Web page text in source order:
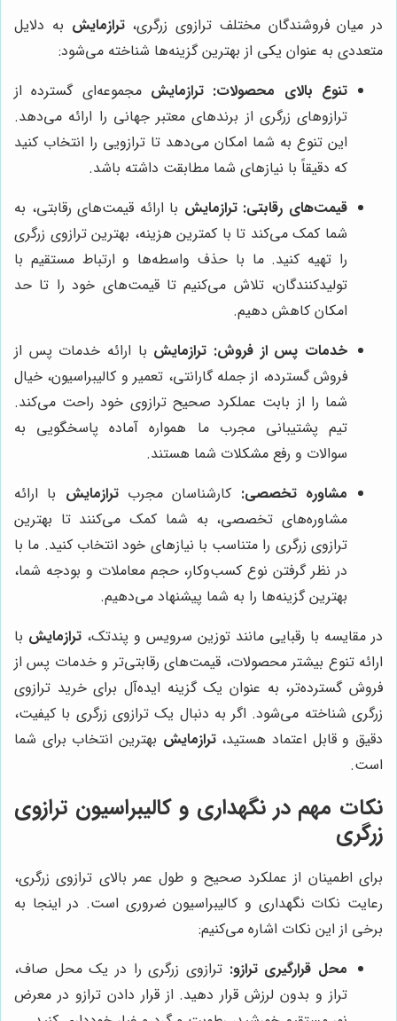
در میان فروشندگان مختلف ترازوی زرگری،ترازمایش به دلایل
متعددی به عنوان یکی از بهترین گزینه‌ها شناخته می‌شود:
تنوع بالای محصولات: ترازمایش مجموعه‌ای گسترده از
ترازوهای زرگری از برندهای معتبر جهانی را ارائه می‌دهد.
این تنوع به شما امکان می‌دهد تا ترازویی را انتخاب کنید
که دقیقاً با نیازهای شما مطابقت داشته باشد.
قیمت‌های رقابتی: ترازمایش با ارائه قیمت‌های رقابتی، به
شما کمک می‌کند تا با کمترین هزینه، بهترین ترازوی زرگری
را تهیه کنید. ما با حذف واسطه‌ها و ارتباط مستقیم با
تولیدکنندگان، تلاش می‌کنیم تا قیمت‌های خود را تا حد
امکان کاهش دهیم.
خدمات پس از فروش: ترازمایش با ارائه خدمات پس از
فروش گسترده، از جمله گارانتی، تعمیر و کالیبراسیون، خیال
شما را از بابت عملکرد صحیح ترازوی خود راحت می‌کند.
تیم پشتیبانی مجرب ما همواره آماده پاسخگویی به
سوالات و رفع مشکلات شما هستند.
مشاوره تخصصی: کارشناسان مجربترازمایش با ارائه
مشاوره‌های تخصصی، به شما کمک می‌کنند تا بهترین
ترازوی زرگری را متناسب با نیازهای خود انتخاب کنید. ما با
در نظر گرفتن نوع کسب‌وکار، حجم معاملات و بودجه شما،
بهترین گزینه‌ها را به شما پیشنهاد می‌دهیم.
در مقایسه با رقبایی مانند توزین سرویس و پندتک، ترازمایش با
ارائه تنوع بیشتر محصولات، قیمت‌های رقابتی‌تر و خدمات پس از
فروش گسترده‌تر، به عنوان یک گزینه ایده‌آل برای خرید ترازوی
زرگری شناخته می‌شود. اگر به دنبال یک ترازوی زرگری با کیفیت،
دقیق و قابل اعتماد هستید،ترازمایش بهترین انتخاب برای شما
است.
نکات مهم در نگهداری و کالیبراسیون ترازوی
زرگری
برای اطمینان از عملکرد صحیح و طول عمر بالای ترازوی زرگری،
رعایت نکات نگهداری و کالیبراسیون ضروری است. در اینجا به
برخی از این نکات اشاره می‌کنیم:
محل قرارگیری ترازو: ترازوی زرگری را در یک محل صاف،
تراز و بدون لرزش قرار دهید. از قرار دادن ترازو در معرض